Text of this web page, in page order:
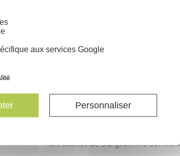
aux services Google
Personnaliser
Semis sur un mélange à parts
franche/terreau avec une
Au gramme ou en sachet de 0.2
Germination moyenne : 50% en
Un sachet de 0.2 gramme